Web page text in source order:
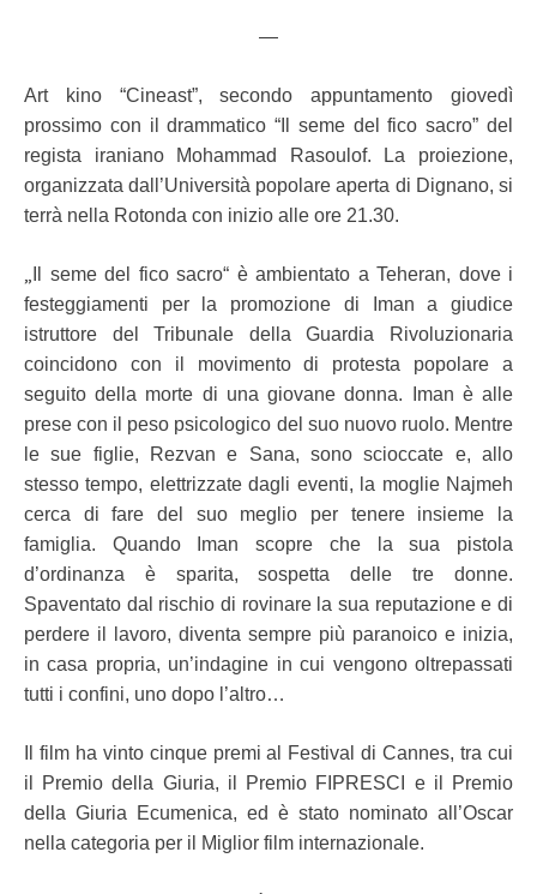
—
Art kino “Cineast”, secondo appuntamento giovedì
prossimo con il drammatico “Il seme del fico sacro” del
regista iraniano Mohammad Rasoulof. La proiezione,
organizzata dall’Università popolare aperta di Dignano, si
terrà nella Rotonda con inizio alle ore 21.30.
Il seme del fico sacro“ è ambientato a Teheran, dove i
festeggiamenti per la promozione di Iman a giudice
istruttore del Tribunale della Guardia Rivoluzionaria
coincidono con il movimento di protesta popolare a
seguito della morte di una giovane donna. Iman è alle
prese con il peso psicologico del suo nuovo ruolo. Mentre
le sue figlie, Rezvan e Sana, sono scioccate e, allo
stesso tempo, elettrizzate dagli eventi, la moglie Najmeh
cerca di fare del suo meglio per tenere insieme la
famiglia. Quando Iman scopre che la sua pistola
d’ordinanza è sparita, sospetta delle tre donne.
Spaventato dal rischio di rovinare la sua reputazione e di
perdere il lavoro, diventa sempre più paranoico e inizia,
in casa propria, un’indagine in cui vengono oltrepassati
tutti i confini, uno dopo l’altro…
Il film ha vinto cinque premi al Festival di Cannes, tra cui
il Premio della Giuria, il Premio FIPRESCI e il Premio
della Giuria Ecumenica, ed è stato nominato all’Oscar
nella categoria per il Miglior film internazionale.